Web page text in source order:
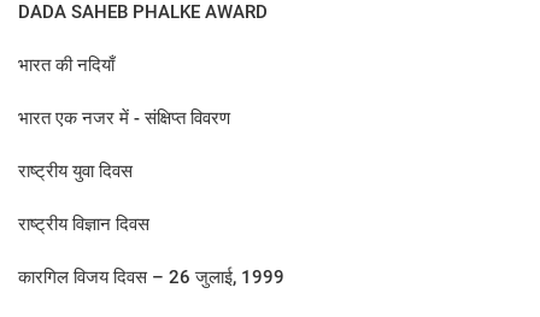
DADA SAHEB PHALKE AWARD
भारत की नदियाँ
भारत एक नजर में - संक्षिप्त विवरण
राष्ट्रीय युवा दिवस
राष्ट्रीय विज्ञान दिवस
कारगिल विजय दिवस – 26 जुलाई, 1999